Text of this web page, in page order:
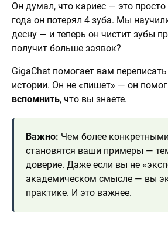
Он думал, что кариес — это просто
года он потерял 4 зуба. Мы
десну — и теперь он чистит зубы
получит больше заявок?
GigaChat помогает вам
истории. Он не «пишет» — он
вспомнить, что вы знаете.
Важно: Чем более
становятся ваши примеры —
доверие. Даже если вы не
академическом смысле — вы
практике. И это важнее.